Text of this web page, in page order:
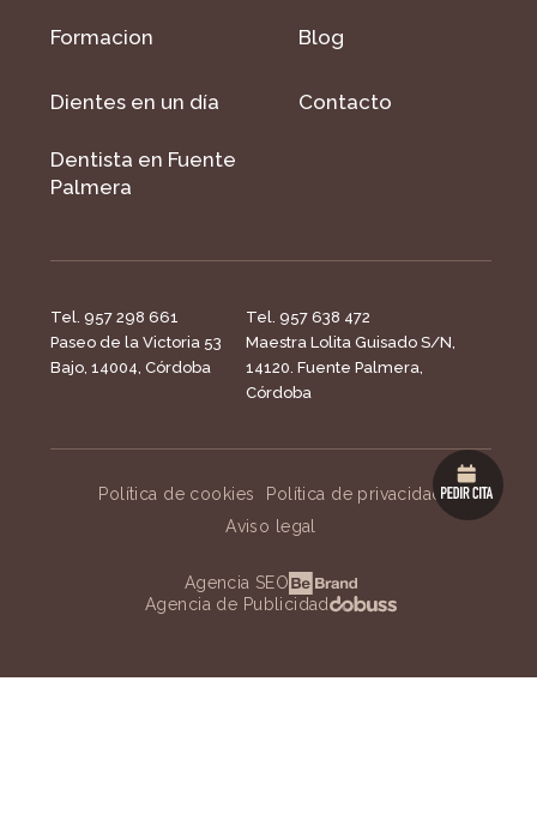
Formacion Blog
Dientes en un día Contacto
Dentista en Fuente
Palmera
Tel. 957 298 661
Paseo de la Victoria 53
Bajo, 14004, Córdoba
Tel. 957 638 472
Maestra Lolita Guisado S/N,
14120. Fuente Palmera,
Córdoba
Política de cookies
Política de privacidad
Aviso legal
Agencia SEO
Agencia de Publicidad